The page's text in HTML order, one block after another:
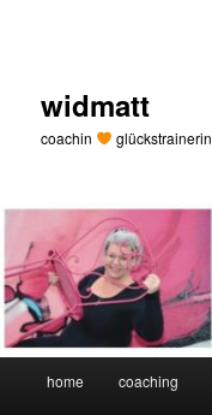
widmatt
coachin glückstrainerin
home coaching